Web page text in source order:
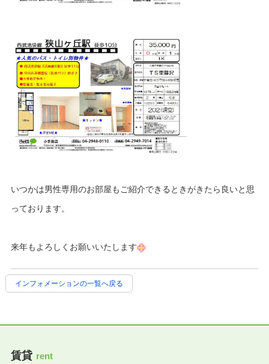
いつかは男性専用のお部屋もご紹介できるときがきたら良いと思
っております。
来年もよろしくお願いいたします
インフォメーションの一覧へ戻る
賃貸 rent